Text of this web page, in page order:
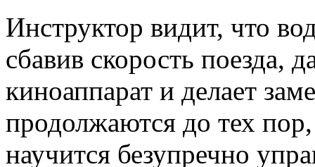
Инструктор видит, что
сбавив скорость поезда,
киноаппарат и делает
продолжаются до тех
научится безупречно